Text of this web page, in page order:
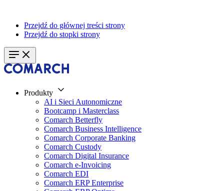
Przejdź do głównej treści strony
Przejdź do stopki strony
Produkty
AI i Sieci Autonomiczne
Bootcamp i Masterclass
Comarch Betterfly
Comarch Business Intelligence
Comarch Corporate Banking
Comarch Custody
Comarch Digital Insurance
Comarch e-Invoicing
Comarch EDI
Comarch ERP Enterprise